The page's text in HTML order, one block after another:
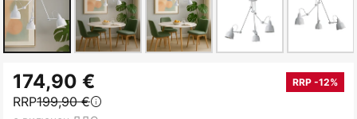
към
началото
174,90 € RRP -12%
RRP199,90 €